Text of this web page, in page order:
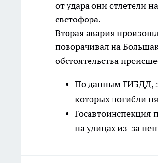
от удара они отлетели
светофора.
Вторая авария
поворачивал на
обстоятельства
По данным ГИБДД,
которых погибли
Госавтоинспекция
на улицах из-за